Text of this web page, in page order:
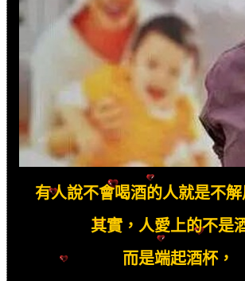
有人說不會喝酒的人就是不解
其實，人愛上的不是
而是端起酒杯，